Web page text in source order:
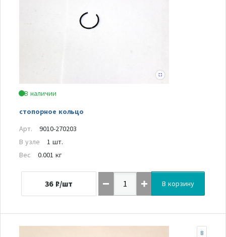
В наличии
стопорное кольцо
Арт.
9010-270203
В узле
1 шт.
Вес
0.001 кг
36 ₽/шт В корзину
8